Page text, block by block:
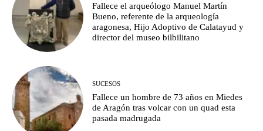
Fallece el arqueólogo Manuel Martín
Bueno, referente de la arqueología
aragonesa, Hijo Adoptivo de Calatayud y
director del museo bilbilitano
SUCESOS
Fallece un hombre de 73 años en Miedes
de Aragón tras volcar con un quad esta
pasada madrugada